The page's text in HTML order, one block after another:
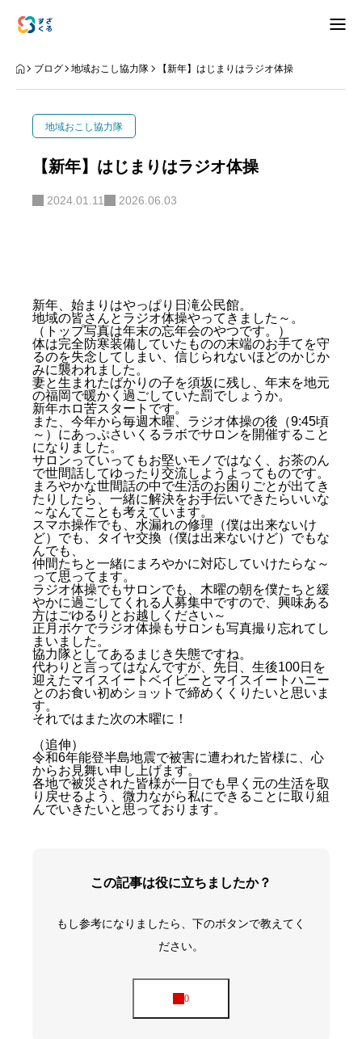
アバウト
拠点紹介 移住相談 お問合せ
プライバシーポリシー
ブログ 地域おこし協力隊 【新年】はじまりはラジオ体操
地域おこし協力隊
【新年】はじまりはラジオ体操
2024.01.11 2026.06.03
新年、始まりはやっぱり日滝公民館。
地域の皆さんとラジオ体操やってきました～。
（トップ写真は年末の忘年会のやつです。）
体は完全防寒装備していたものの末端のお手てを守
るのを失念してしまい、信じられないほどのかじか
みに襲われました。
妻と生まれたばかりの子を須坂に残し、年末を地元
の福岡で暖かく過ごしていた罰でしょうか。
新年ホロ苦スタートです。
また、今年から毎週木曜、ラジオ体操の後（9:45頃
～）にあっぷさいくるラボでサロンを開催すること
になりました。
サロンっていってもお堅いモノではなく、お茶のん
で世間話してゆったり交流しようよってものです。
まろやかな世間話の中で生活のお困りごとが出てき
たりしたら、一緒に解決をお手伝いできたらいいな
～なんてことも考えています。
スマホ操作でも、水漏れの修理（僕は出来ないけ
ど）でも、タイヤ交換（僕は出来ないけど）でもな
んでも、
仲間たちと一緒にまろやかに対応していけたらな～
って思ってます。
ラジオ体操でもサロンでも、木曜の朝を僕たちと緩
やかに過ごしてくれる人募集中ですので、興味ある
方はごゆるりとお越しください～
正月ボケでラジオ体操もサロンも写真撮り忘れてし
まいました。
協力隊としてあるまじき失態ですね。
代わりと言ってはなんですが、先日、生後100日を
迎えたマイスイートベイビーとマイスイートハニー
とのお食い初めショットで締めくくりたいと思いま
す。
それではまた次の木曜に！
（追伸）
令和6年能登半島地震で被害に遭われた皆様に、心
からお見舞い申し上げます。
各地で被災された皆様が一日でも早く元の生活を取
り戻せるよう、微力ながら私にできることに取り組
んでいきたいと思っております。
この記事は役に立ちましたか？
もし参考になりましたら、下のボタンで教えてく
ださい。